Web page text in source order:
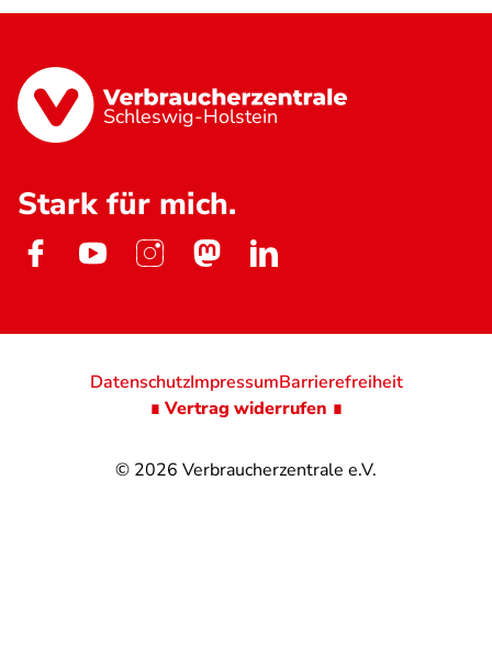
Schleswig-Holstein
Stark für mich.
© 2026 Verbraucherzentrale e.V.
DatenschutzImpressumBarrierefreiheit
∎ Vertrag widerrufen ∎